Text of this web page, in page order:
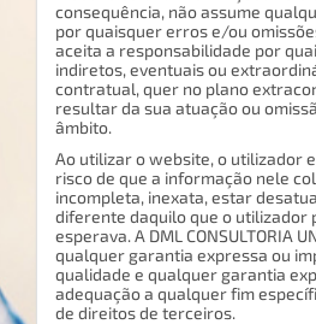
consequência, não assume
por quaisquer erros e/ou
aceita a responsabilidade por
indiretos, eventuais ou
contratual, quer no plano
resultar da sua atuação ou
âmbito.
Ao utilizar o website, o utilizador
risco de que a informação nele
incompleta, inexata, estar
diferente daquilo que o utilizador
esperava. A DML CONSULTORIA
qualquer garantia expressa ou
qualidade e qualquer garantia
adequação a qualquer fim
de direitos de terceiros.